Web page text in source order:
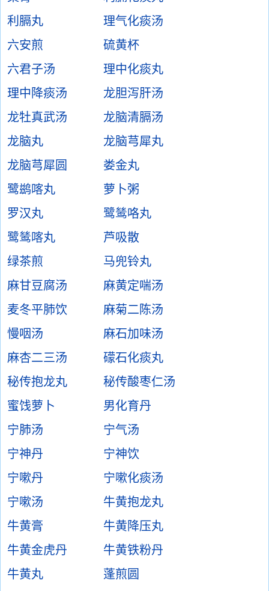
利膈丸
理气化痰汤
六安煎
硫黄杯
六君子汤
理中化痰丸
理中降痰汤
龙胆泻肝汤
龙牡真武汤
龙脑清膈汤
龙脑丸
龙脑芎犀丸
龙脑芎犀圆
娄金丸
鹭鹚喀丸
萝卜粥
罗汉丸
鹭鸶咯丸
鹭鸶喀丸
芦吸散
绿茶煎
马兜铃丸
麻甘豆腐汤
麻黄定喘汤
麦冬平肺饮
麻菊二陈汤
慢咽汤
麻石加味汤
麻杏二三汤
礞石化痰丸
秘传抱龙丸
秘传酸枣仁汤
蜜饯萝卜
男化育丹
宁肺汤
宁气汤
宁神丹
宁神饮
宁嗽丹
宁嗽化痰汤
宁嗽汤
牛黄抱龙丸
牛黄膏
牛黄降压丸
牛黄金虎丹
牛黄铁粉丹
牛黄丸
蓬煎圆